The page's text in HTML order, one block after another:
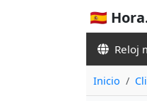
🇪🇸
Reloj
Inicio